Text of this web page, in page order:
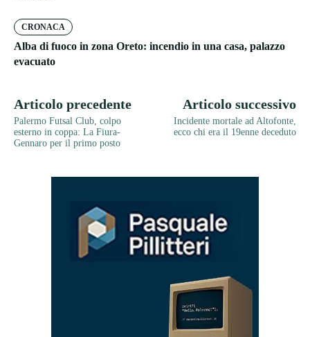
CRONACA
Alba di fuoco in zona Oreto: incendio in una casa, palazzo
evacuato
Articolo precedente
Palermo Futsal Club, colpo
esterno in coppa: La Fiura-
Gennaro per il primo posto
Articolo successivo
Incidente mortale ad Altofonte,
ecco chi era il 19enne deceduto